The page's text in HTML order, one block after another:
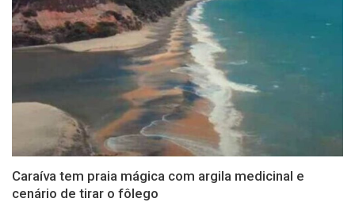
Caraíva tem praia mágica com argila medicinal e
cenário de tirar o fôlego